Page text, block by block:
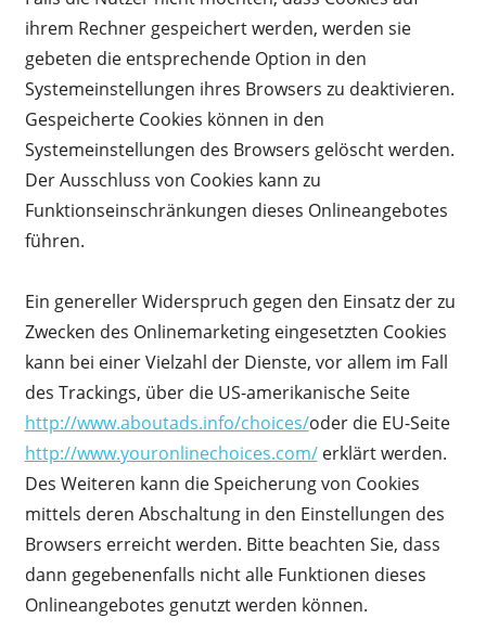
ihrem Rechner gespeichert werden, werden sie
gebeten die entsprechende Option in den
Systemeinstellungen ihres Browsers zu deaktivieren.
Gespeicherte Cookies können in den
Systemeinstellungen des Browsers gelöscht werden.
Der Ausschluss von Cookies kann zu
Funktionseinschränkungen dieses Onlineangebotes
führen.
Ein genereller Widerspruch gegen den Einsatz der zu
Zwecken des Onlinemarketing eingesetzten Cookies
kann bei einer Vielzahl der Dienste, vor allem im Fall
des Trackings, über die US-amerikanische Seite
http://www.aboutads.info/choices/oder die EU-Seite
http://www.youronlinechoices.com/erklärt werden.
Des Weiteren kann die Speicherung von Cookies
mittels deren Abschaltung in den Einstellungen des
Browsers erreicht werden. Bitte beachten Sie, dass
dann gegebenenfalls nicht alle Funktionen dieses
Onlineangebotes genutzt werden können.